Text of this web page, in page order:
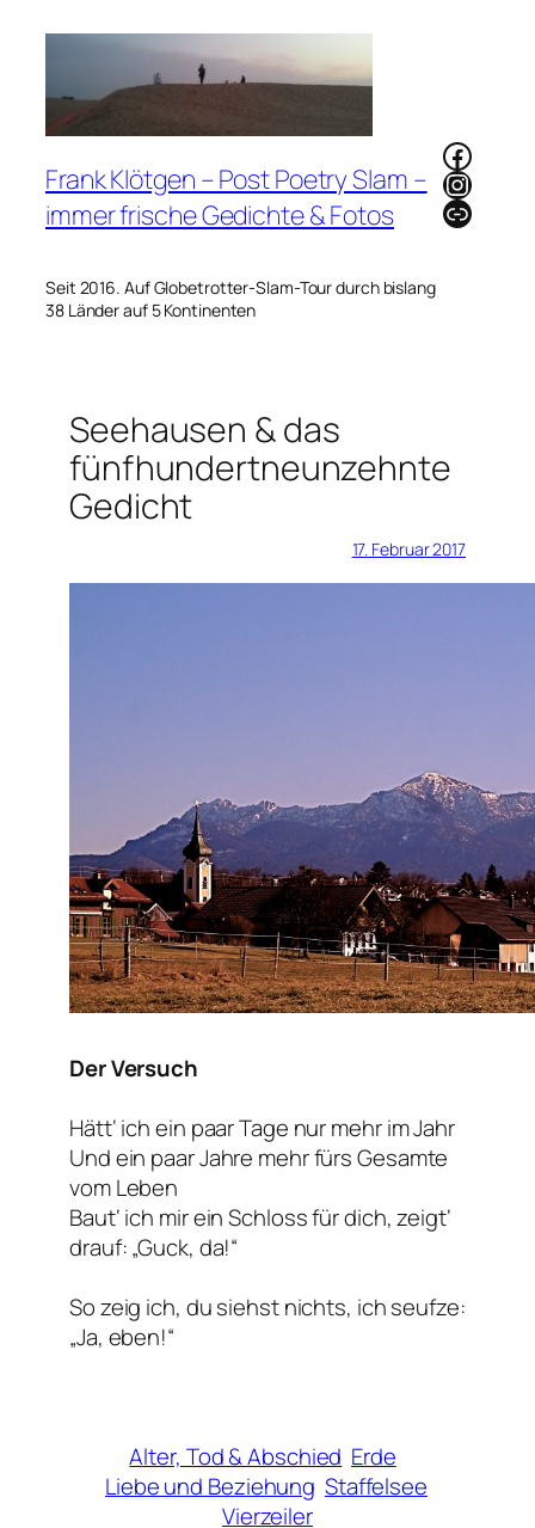
Frank Klötgen – Post Poetry Slam –
immer frische Gedichte & Fotos
Seit 2016. Auf Globetrotter-Slam-Tour durch bislang
38 Länder auf 5 Kontinenten
Link
Seehausen & das
fünfhundertneunzehnte
Gedicht
17. Februar 2017
Der Versuch
Hätt‘ ich ein paar Tage nur mehr im Jahr
Und ein paar Jahre mehr fürs Gesamte
vom Leben
Baut‘ ich mir ein Schloss für dich, zeigt‘
drauf: „Guck, da!“
So zeig ich, du siehst nichts, ich seufze:
„Ja, eben!“
Alter, Tod & Abschied Erde
Liebe und Beziehung Staffelsee
Vierzeiler